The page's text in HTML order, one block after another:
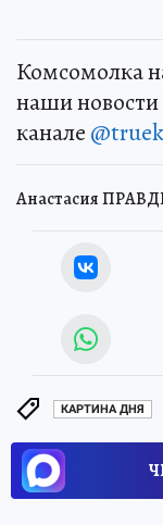
Комсомолка
наши
канале
Анастасия
КАРТИНА ДНЯ